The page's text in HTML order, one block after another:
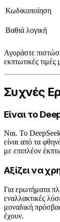
Κωδικοποίηση
Βαθιά λογική
Αγοράστε
εκπτωτικές
Συχνές
Είναι το
Ναι. Το
είναι από τα
με επιπλέον
Αξίζει να
Για ερωτήματα
εναλλακτικές
μοναδική
έχουν.